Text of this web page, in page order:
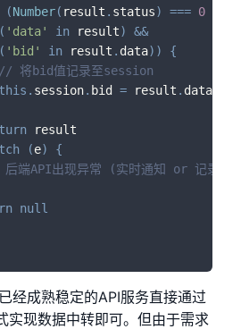
(Number( result . status) === 0
( 'data' in result)
&&
( 'bid' in result . data) )
{
// 将bid值记录至session
this . session. bid = result . data
result
(e)
{
端API出现异常 (实时通知 or 记录日
null
经成熟稳定的API服务直接通过
实现数据中转即可。但由于需求